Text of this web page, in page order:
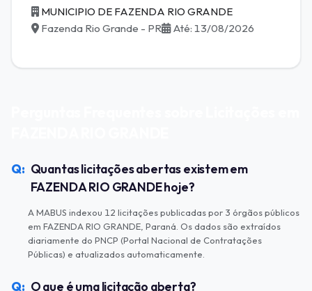
MUNICIPIO DE FAZENDA RIO GRANDE
Fazenda Rio Grande - PR
Até: 13/08/2026
Quantas licitações abertas existem em
FAZENDA RIO GRANDE hoje?
A MABUS indexou 12 licitações publicadas por 3 órgãos públicos
em FAZENDA RIO GRANDE, Paraná. Os dados são extraídos
diariamente do PNCP (Portal Nacional de Contratações
Públicas) e atualizados automaticamente.
O que é uma licitação aberta?